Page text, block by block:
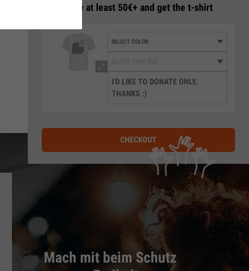
Donate at least 50€+ and get the t-shirt
I'D LIKE TO DONATE ONLY,
THANKS :)
CHECKOUT
Mach mit beim Schutz